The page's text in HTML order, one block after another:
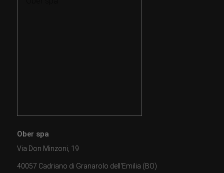
Ober spa
Via Don Minzoni, 19
40057 Cadriano di Granarolo dell'Emilia (BO)